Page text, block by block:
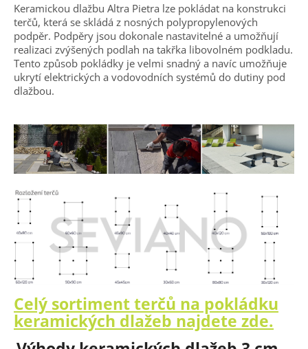
Keramickou dlažbu Altra Pietra lze pokládat na konstrukci
terčů, která se skládá z nosných polypropylenových
podpěr. Podpěry jsou dokonale nastavitelné a umožňují
realizaci zvýšených podlah na takřka libovolném podkladu.
Tento způsob pokládky je velmi snadný a navíc umožňuje
ukrytí elektrických a vodovodních systémů do dutiny pod
dlažbou.
Celý sortiment terčů na pokládku
keramických dlažeb najdete zde.